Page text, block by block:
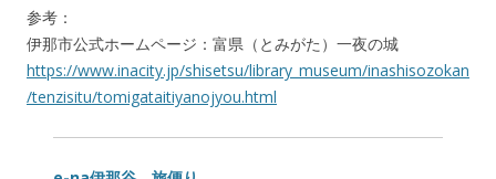
参考：
伊那市公式ホームページ：富県（とみがた）一夜の城
https://www.inacity.jp/shisetsu/library_museum/inashisozokan
/tenzisitu/tomigataitiyanojyou.html